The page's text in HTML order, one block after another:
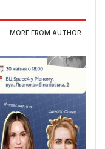
MORE FROM AUTHOR